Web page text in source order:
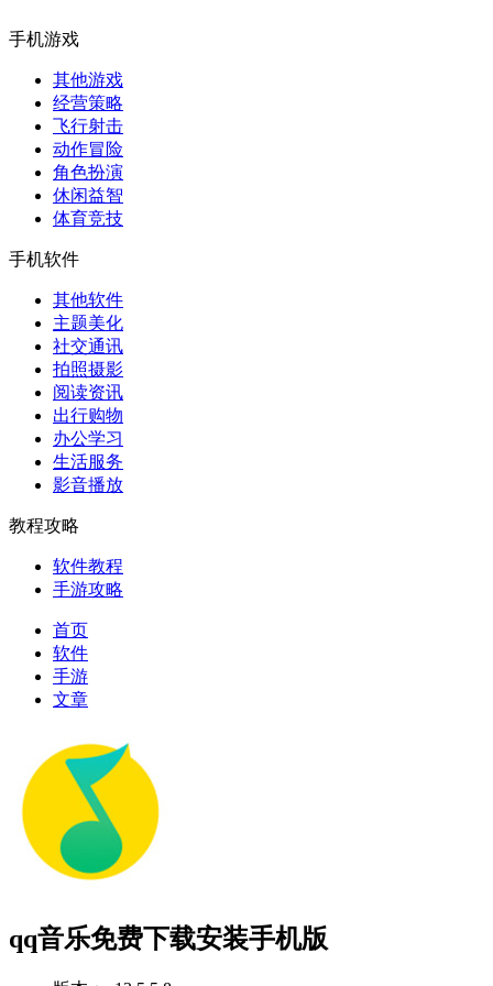
手机游戏
其他游戏
经营策略
飞行射击
动作冒险
角色扮演
休闲益智
体育竞技
手机软件
其他软件
主题美化
社交通讯
拍照摄影
阅读资讯
出行购物
办公学习
生活服务
影音播放
教程攻略
软件教程
手游攻略
首页
软件
手游
文章
qq音乐免费下载安装手机版